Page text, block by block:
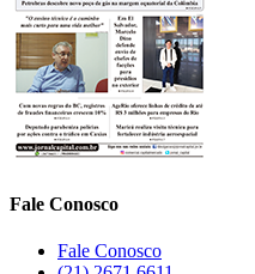
Fale Conosco
Fale Conosco